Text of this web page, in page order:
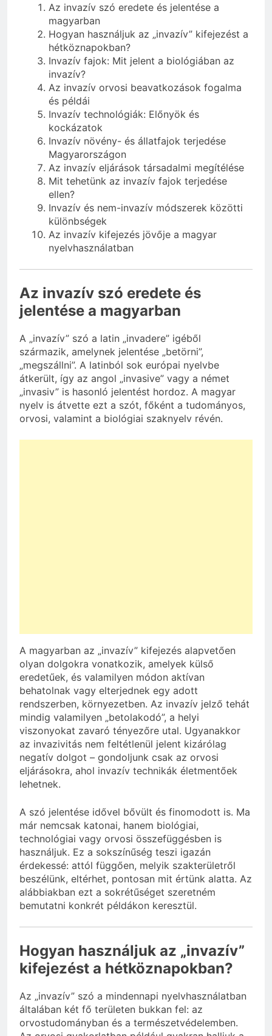
Az invazív szó eredete és jelentése a
magyarban
Hogyan használjuk az „invazív” kifejezést a
hétköznapokban?
Invazív fajok: Mit jelent a biológiában az
invazív?
Az invazív orvosi beavatkozások fogalma
és példái
Invazív technológiák: Előnyök és
kockázatok
Invazív növény- és állatfajok terjedése
Magyarországon
Az invazív eljárások társadalmi megítélése
Mit tehetünk az invazív fajok terjedése
ellen?
Invazív és nem-invazív módszerek közötti
különbségek
Az invazív kifejezés jövője a magyar
nyelvhasználatban
Az invazív szó eredete és
jelentése a magyarban
A „invazív” szó a latin „invadere” igéből
származik, amelynek jelentése „betörni”,
„megszállni”. A latinból sok európai nyelvbe
átkerült, így az angol „invasive” vagy a német
„invasiv” is hasonló jelentést hordoz. A magyar
nyelv is átvette ezt a szót, főként a tudományos,
orvosi, valamint a biológiai szaknyelv révén.
A magyarban az „invazív” kifejezés alapvetően
olyan dolgokra vonatkozik, amelyek külső
eredetűek, és valamilyen módon aktívan
behatolnak vagy elterjednek egy adott
rendszerben, környezetben. Az invazív jelző tehát
mindig valamilyen „betolakodó”, a helyi
viszonyokat zavaró tényezőre utal. Ugyanakkor
az invazivitás nem feltétlenül jelent kizárólag
negatív dolgot – gondoljunk csak az orvosi
eljárásokra, ahol invazív technikák életmentőek
lehetnek.
A szó jelentése idővel bővült és finomodott is. Ma
már nemcsak katonai, hanem biológiai,
technológiai vagy orvosi összefüggésben is
használjuk. Ez a sokszínűség teszi igazán
érdekessé: attól függően, melyik szakterületről
beszélünk, eltérhet, pontosan mit értünk alatta. Az
alábbiakban ezt a sokrétűséget szeretném
bemutatni konkrét példákon keresztül.
Hogyan használjuk az „invazív”
kifejezést a hétköznapokban?
Az „invazív” szó a mindennapi nyelvhasználatban
általában két fő területen bukkan fel: az
orvostudományban és a természetvédelemben.